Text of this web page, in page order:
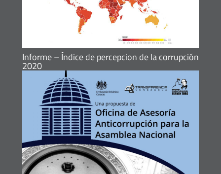
Informe – Índice de percepcion de la corrupción
2020